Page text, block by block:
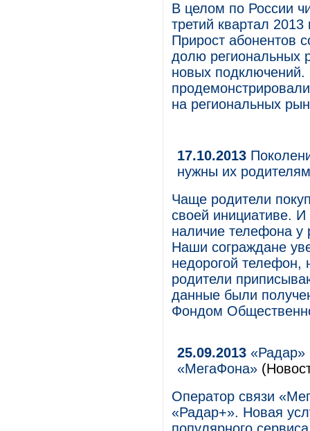
В целом по России
третий квартал 2013
Прирост абонентов
долю региональных
новых подключений.
на региональных
17.10.2013
нужны их родителям
Чаще родители
своей инициативе.
наличие телефона у
Наши сограждане
недорогой телефон,
родители
данные были
Фондом
25.09.2013 «Радар»
«МегаФона»
Оператор связи
«Радар+». Новая